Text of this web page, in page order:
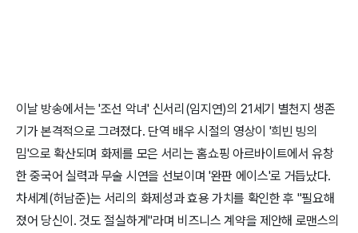
이날 방송에서는 '조선 악녀' 신서리(임지연)의 21세기 별천지 생존
기가 본격적으로 그려졌다. 단역 배우 시절의 영상이 '희빈 빙의
밈'으로 확산되며 화제를 모은 서리는 홈쇼핑 아르바이트에서 유창
한 중국어 실력과 무술 시연을 선보이며 '완판 에이스'로 거듭났다.
차세계(허남준)는 서리의 화제성과 효용 가치를 확인한 후 "필요해
졌어 당신이. 것도 절실하게"라며 비즈니스 계약을 제안해 로맨스의